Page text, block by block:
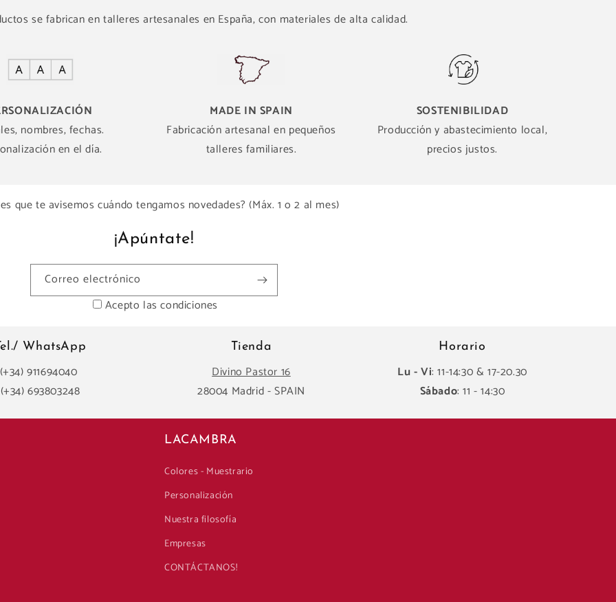
se fabrican en talleres artesanales en España, con materiales de alta calidad.
nombres, fechas.
en el día.
MADE IN SPAIN
Fabricación artesanal en pequeños
talleres familiares.
SOSTENIBILIDAD
Producción y abastecimiento local,
precios justos.
que te avisemos cuándo tengamos novedades? (Máx. 1 o 2 al mes)
¡Apúntate!
Correo electrónico
Acepto las condiciones
WhatsApp
(+34) 911694040
(+34) 693803248
Tienda
Divino Pastor 16
28004 Madrid - SPAIN
Horario
Lu - Vi: 11-14:30 & 17-20.30
Sábado: 11 - 14:30
LACAMBRA
Colores - Muestrario
Personalización
Nuestra filosofía
Empresas
CONTÁCTANOS!